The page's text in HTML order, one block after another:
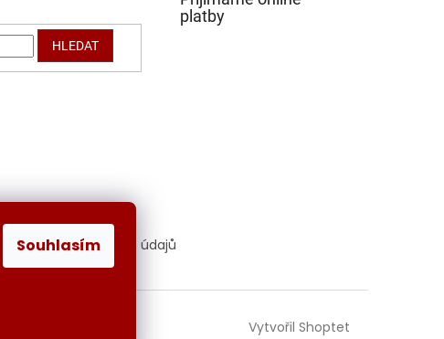
Souhlasím
HLEDAT
platby
Ochrana osobních údajů
Vytvořil Shoptet